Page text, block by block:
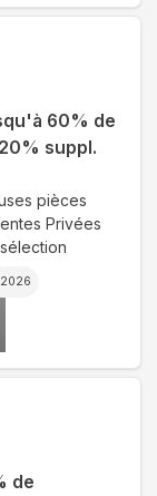
60% de
suppl.
pièces
Privées
de